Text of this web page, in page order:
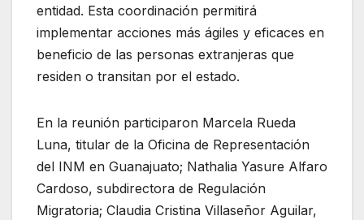
entidad. Esta coordinación permitirá
implementar acciones más ágiles y eficaces en
beneficio de las personas extranjeras que
residen o transitan por el estado.
En la reunión participaron Marcela Rueda
Luna, titular de la Oficina de Representación
del INM en Guanajuato; Nathalia Yasure Alfaro
Cardoso, subdirectora de Regulación
Migratoria; Claudia Cristina Villaseñor Aguilar,